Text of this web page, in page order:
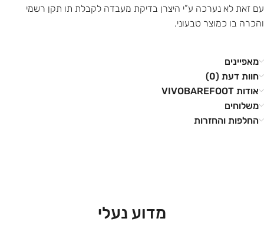
עם זאת לא נערכה ע”י היצרן בדיקת מעבדה לקבלת תו תקן רשמי
והכרה בו כמוצר טבעוני.
מאפיינים
חוות דעת (0)
אודות VIVOBAREFOOT
משלוחים
החלפות והחזרות
מדוע נעלי